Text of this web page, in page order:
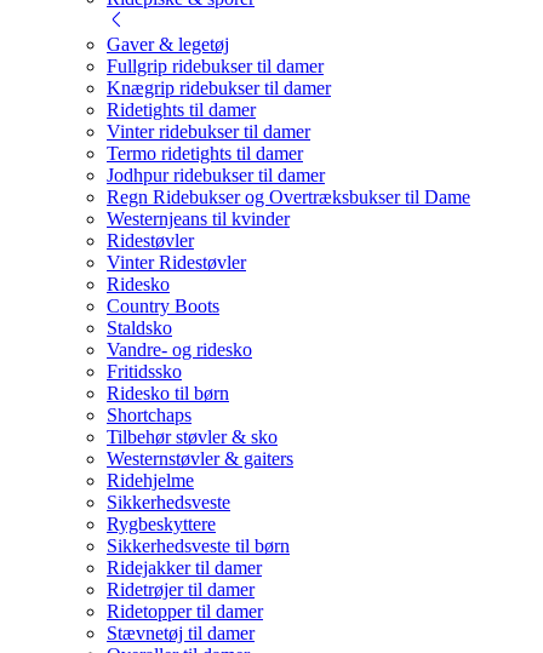
Gaver & legetøj
Fullgrip ridebukser til damer
Knægrip ridebukser til damer
Ridetights til damer
Vinter ridebukser til damer
Termo ridetights til damer
Jodhpur ridebukser til damer
Regn Ridebukser og Overtræksbukser til Dame
Westernjeans til kvinder
Ridestøvler
Vinter Ridestøvler
Ridesko
Country Boots
Staldsko
Vandre- og ridesko
Fritidssko
Ridesko til børn
Shortchaps
Tilbehør støvler & sko
Westernstøvler & gaiters
Ridehjelme
Sikkerhedsveste
Rygbeskyttere
Sikkerhedsveste til børn
Ridejakker til damer
Ridetrøjer til damer
Ridetopper til damer
Stævnetøj til damer